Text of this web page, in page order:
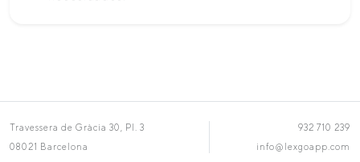
Travessera de Gràcia 30, Pl. 3
08021 Barcelona
932 710 239
info@lexgoapp.com